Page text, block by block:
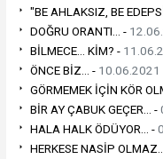
"BE AHLAKSIZ, BE
DOĞRU ORANTI... -
BİLMECE... KİM? -
ÖNCE BİZ... - 10.06.2021
GÖRMEMEK İÇİN KÖR
BİR AY ÇABUK GEÇER... -
HALA HALK ÖDÜYOR... -
HERKESE NASİP